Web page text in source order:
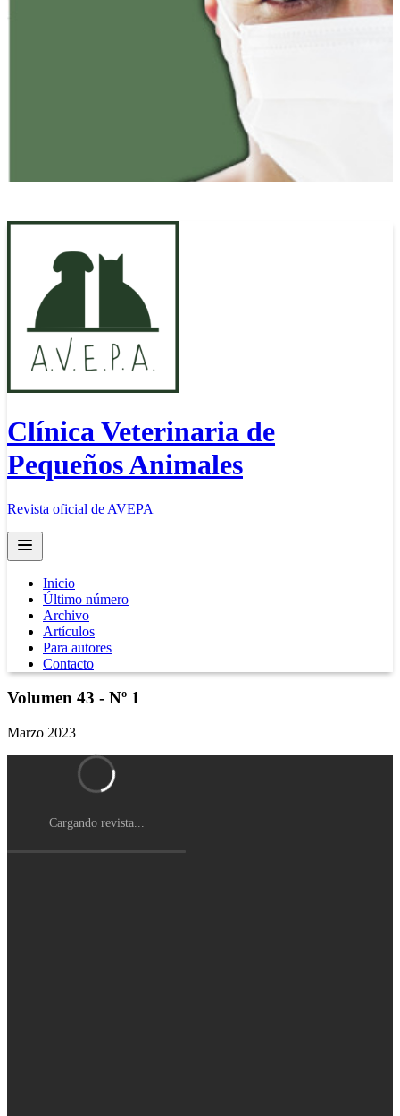
Clínica Veterinaria de
Pequeños Animales
Revista oficial de AVEPA
Open main menu
Inicio
Último número
Archivo
Artículos
Para autores
Contacto
Volumen 43 - Nº 1
Marzo 2023
Cargando revista...